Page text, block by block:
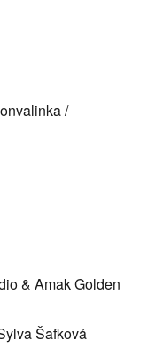
/
& Amak Golden
Šafková